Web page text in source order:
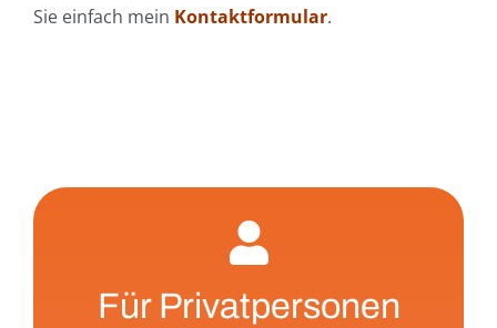
Sie einfach mein Kontaktformular.
Für Privatpersonen